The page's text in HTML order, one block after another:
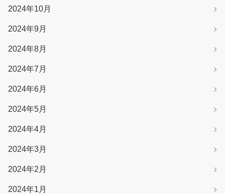
2024年10月
2024年9月
2024年8月
2024年7月
2024年6月
2024年5月
2024年4月
2024年3月
2024年2月
2024年1月